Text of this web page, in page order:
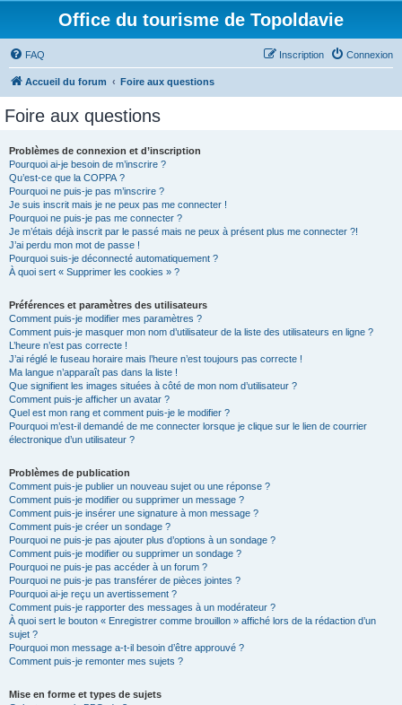
Office du tourisme de Topoldavie
FAQ Connexion
Inscription
Accueil du forum Foire aux questions
Foire aux questions
Problèmes de connexion et d’inscription
Pourquoi ai-je besoin de m’inscrire ?
Qu’est-ce que la COPPA ?
Pourquoi ne puis-je pas m’inscrire ?
Je suis inscrit mais je ne peux pas me connecter !
Pourquoi ne puis-je pas me connecter ?
Je m’étais déjà inscrit par le passé mais ne peux à présent plus me connecter ?!
J’ai perdu mon mot de passe !
Pourquoi suis-je déconnecté automatiquement ?
À quoi sert « Supprimer les cookies » ?
Préférences et paramètres des utilisateurs
Comment puis-je modifier mes paramètres ?
Comment puis-je masquer mon nom d’utilisateur de la liste des utilisateurs en ligne ?
L’heure n’est pas correcte !
J’ai réglé le fuseau horaire mais l’heure n’est toujours pas correcte !
Ma langue n’apparaît pas dans la liste !
Que signifient les images situées à côté de mon nom d’utilisateur ?
Comment puis-je afficher un avatar ?
Quel est mon rang et comment puis-je le modifier ?
Pourquoi m’est-il demandé de me connecter lorsque je clique sur le lien de courrier
électronique d’un utilisateur ?
Problèmes de publication
Comment puis-je publier un nouveau sujet ou une réponse ?
Comment puis-je modifier ou supprimer un message ?
Comment puis-je insérer une signature à mon message ?
Comment puis-je créer un sondage ?
Pourquoi ne puis-je pas ajouter plus d’options à un sondage ?
Comment puis-je modifier ou supprimer un sondage ?
Pourquoi ne puis-je pas accéder à un forum ?
Pourquoi ne puis-je pas transférer de pièces jointes ?
Pourquoi ai-je reçu un avertissement ?
Comment puis-je rapporter des messages à un modérateur ?
À quoi sert le bouton « Enregistrer comme brouillon » affiché lors de la rédaction d’un
sujet ?
Pourquoi mon message a-t-il besoin d’être approuvé ?
Comment puis-je remonter mes sujets ?
Mise en forme et types de sujets